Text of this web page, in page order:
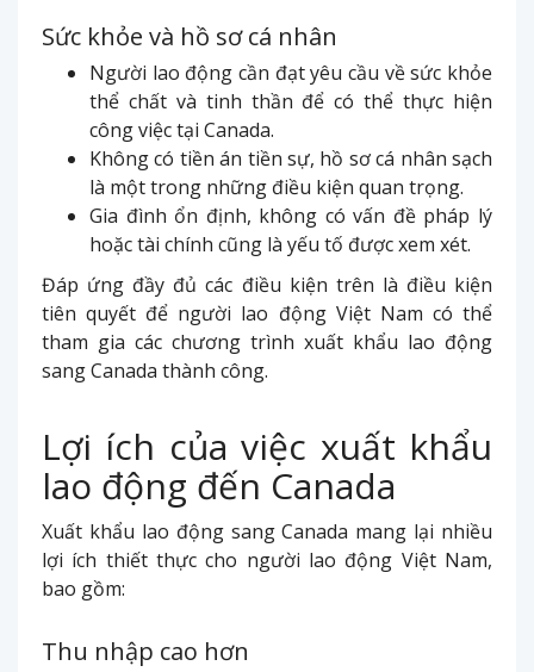
Sức khỏe và hồ sơ cá nhân
Người lao động cần đạt yêu cầu về sức khỏe
thể chất và tinh thần để có thể thực hiện
công việc tại Canada.
Không có tiền án tiền sự, hồ sơ cá nhân sạch
là một trong những điều kiện quan trọng.
Gia đình ổn định, không có vấn đề pháp lý
hoặc tài chính cũng là yếu tố được xem xét.
Đáp ứng đầy đủ các điều kiện trên là điều kiện
tiên quyết để người lao động Việt Nam có thể
tham gia các chương trình xuất khẩu lao động
sang Canada thành công.
Lợi ích của việc xuất khẩu
lao động đến Canada
Xuất khẩu lao động sang Canada mang lại nhiều
lợi ích thiết thực cho người lao động Việt Nam,
bao gồm:
Thu nhập cao hơn